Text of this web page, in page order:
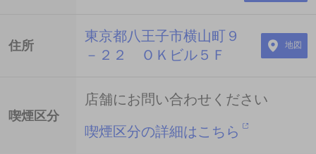
住所
東京都八王子市横山町９
－２２ ＯＫビル５Ｆ
地図
喫煙区分
店舗にお問い合わせください
喫煙区分の詳細はこちら